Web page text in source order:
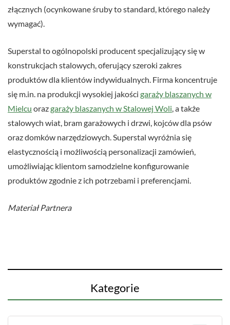
złącznych (ocynkowane śruby to standard, którego należy
wymagać).
Superstal to ogólnopolski producent specjalizujący się w
konstrukcjach stalowych, oferujący szeroki zakres
produktów dla klientów indywidualnych. Firma koncentruje
się m.in. na produkcji wysokiej jakości garaży blaszanych w
Mielcu orazgaraży blaszanych w Stalowej Woli , a także
stalowych wiat, bram garażowych i drzwi, kojców dla psów
oraz domków narzędziowych. Superstal wyróżnia się
elastycznością i możliwością personalizacji zamówień,
umożliwiając klientom samodzielne konfigurowanie
produktów zgodnie z ich potrzebami i preferencjami.
Materiał Partnera
Kategorie